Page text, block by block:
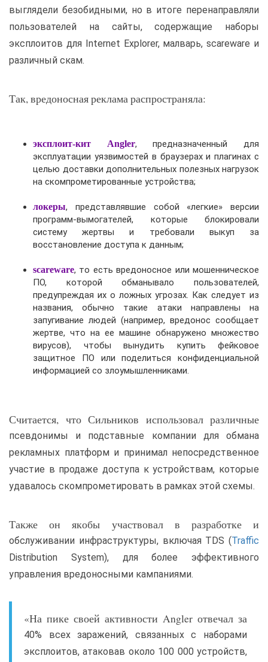
выглядели безобидными, но в итоге перенаправляли
пользователей на сайты, содержащие наборы
эксплоитов для Internet Explorer, малварь, scareware и
различный скам.
Так, вредоносная реклама распространяла:
эксплоит-кит Angler, предназначенный для
эксплуатации уязвимостей в браузерах и плагинах с
целью доставки дополнительных полезных нагрузок
на скомпрометированные устройства;
локеры, представлявшие собой «легкие» версии
программ-вымогателей, которые блокировали
систему жертвы и требовали выкуп за
восстановление доступа к данным;
scareware, то есть вредоносное или мошенническое
ПО, которой обманывало пользователей,
предупреждая их о ложных угрозах. Как следует из
названия, обычно такие атаки направлены на
запугивание людей (например, вредонос сообщает
жертве, что на ее машине обнаружено множество
вирусов), чтобы вынудить купить фейковое
защитное ПО или поделиться конфиденциальной
информацией со злоумышленниками.
Считается, что Сильников использовал различные
псевдонимы и подставные компании для обмана
рекламных платформ и принимал непосредственное
участие в продаже доступа к устройствам, которые
удавалось скомпрометировать в рамках этой схемы.
Также он якобы участвовал в разработке и
обслуживании инфраструктуры, включая TDS (Traffic
Distribution System), для более эффективного
управления вредоносными кампаниями.
«На пике своей активности Angler отвечал за
40% всех заражений, связанных с наборами
эксплоитов, атаковав около 100 000 устройств,